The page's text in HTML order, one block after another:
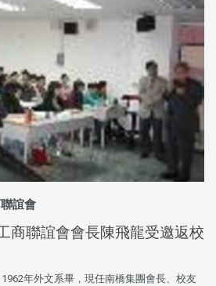
誼會
商聯誼會會長陳飛龍受邀返校
年外文系畢，現任南橋集團會長、校友